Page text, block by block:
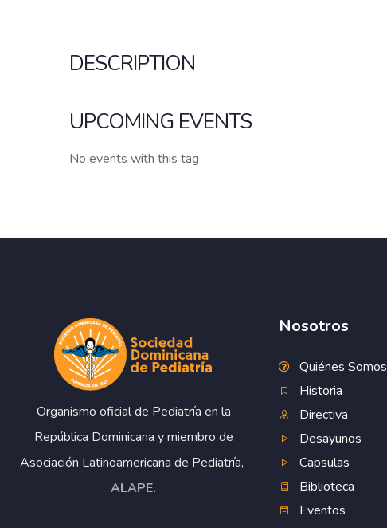
DESCRIPTION
UPCOMING EVENTS
No events with this tag
Organismo oficial de Pediatría en la
República Dominicana y miembro de
Asociación Latinoamericana de Pediatría,
ALAPE.
Nosotros
Quiénes Somos
Historia
Directiva
Desayunos
Capsulas
Biblioteca
Eventos